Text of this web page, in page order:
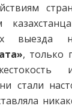
выезда
, только
стали